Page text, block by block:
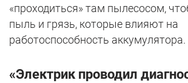
«проходиться» там пылесосом,
пыль и грязь, которые влияют на
работоспособность аккумулятора.
«Электрик проводил